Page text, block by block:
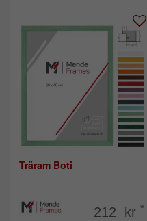
Träram Boti
212 kr *